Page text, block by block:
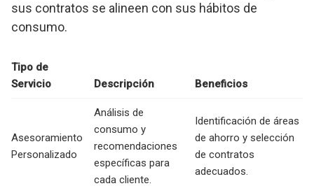
sus contratos se alineen con sus hábitos de
consumo.
Tipo de
Servicio
Descripción Beneficios
Asesoramiento
Personalizado
Análisis de
consumo y
recomendaciones
específicas para
cada cliente.
Identificación de áreas
de ahorro y selección
de contratos
adecuados.